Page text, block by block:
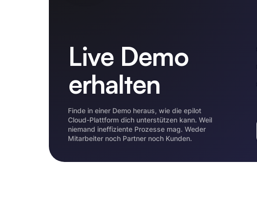
Live Demo
erhalten
Finde in einer Demo heraus, wie die epilot
Cloud-Plattform dich unterstützen kann. Weil
niemand ineffiziente Prozesse mag. Weder
Mitarbeiter noch Partner noch Kunden.